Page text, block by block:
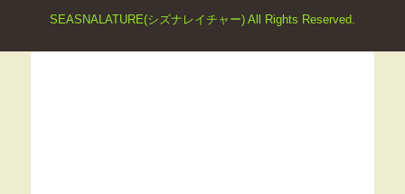
SEASNALATURE(シズナレイチャー) All Rights Reserved.